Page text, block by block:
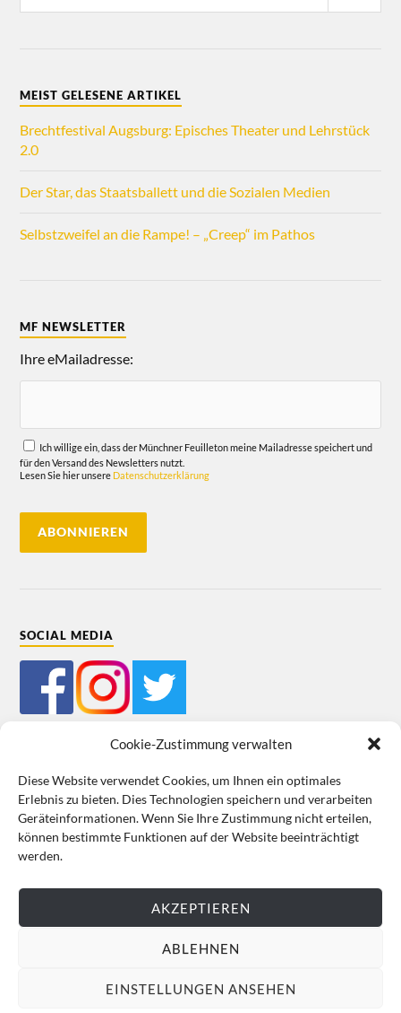
Cookie-Zustimmung verwalten
Diese Website verwendet Cookies, um Ihnen ein optimales
Erlebnis zu bieten. Dies Technologien speichern und verarbeiten
Geräteinformationen. Wenn Sie Ihre Zustimmung nicht erteilen,
können bestimmte Funktionen auf der Website beeinträchtigt
werden.
AKZEPTIEREN
ABLEHNEN
EINSTELLUNGEN ANSEHEN
MEIST GELESENE ARTIKEL
Brechtfestival Augsburg: Episches Theater und Lehrstück
2.0
Der Star, das Staatsballett und die Sozialen Medien
Selbstzweifel an die Rampe! – „Creep“ im Pathos
MF NEWSLETTER
Ihre eMailadresse:
Ich willige ein, dass der Münchner Feuilleton meine Mailadresse speichert und
für den Versand des Newsletters nutzt.
Lesen Sie hier unsere Datenschutzerklärung
SOCIAL MEDIA
Mein Bestellkonto Kundeninformationen Datenschutz
Cookie-Richtlinie (EU) Impressum
VERTRAG WIDERRUFEN